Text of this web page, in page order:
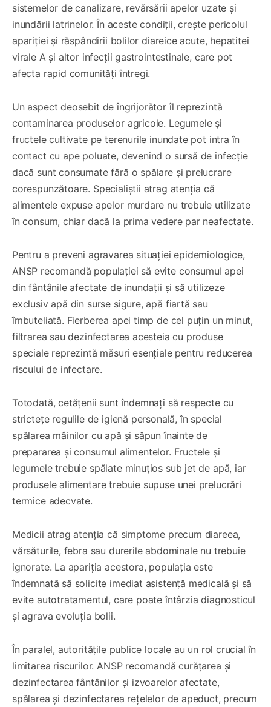
sistemelor de canalizare, revărsării apelor uzate și
inundării latrinelor. În aceste condiții, crește pericolul
apariției și răspândirii bolilor diareice acute, hepatitei
virale A și altor infecții gastrointestinale, care pot
afecta rapid comunități întregi.
Un aspect deosebit de îngrijorător îl reprezintă
contaminarea produselor agricole. Legumele și
fructele cultivate pe terenurile inundate pot intra în
contact cu ape poluate, devenind o sursă de infecție
dacă sunt consumate fără o spălare și prelucrare
corespunzătoare. Specialiștii atrag atenția că
alimentele expuse apelor murdare nu trebuie utilizate
în consum, chiar dacă la prima vedere par neafectate.
Pentru a preveni agravarea situației epidemiologice,
ANSP recomandă populației să evite consumul apei
din fântânile afectate de inundații și să utilizeze
exclusiv apă din surse sigure, apă fiartă sau
îmbuteliată. Fierberea apei timp de cel puțin un minut,
filtrarea sau dezinfectarea acesteia cu produse
speciale reprezintă măsuri esențiale pentru reducerea
riscului de infectare.
Totodată, cetățenii sunt îndemnați să respecte cu
strictețe regulile de igienă personală, în special
spălarea mâinilor cu apă și săpun înainte de
prepararea și consumul alimentelor. Fructele și
legumele trebuie spălate minuțios sub jet de apă, iar
produsele alimentare trebuie supuse unei prelucrări
termice adecvate.
Medicii atrag atenția că simptome precum diareea,
vărsăturile, febra sau durerile abdominale nu trebuie
ignorate. La apariția acestora, populația este
îndemnată să solicite imediat asistență medicală și să
evite autotratamentul, care poate întârzia diagnosticul
și agrava evoluția bolii.
În paralel, autoritățile publice locale au un rol crucial în
limitarea riscurilor. ANSP recomandă curățarea și
dezinfectarea fântânilor și izvoarelor afectate,
spălarea și dezinfectarea rețelelor de apeduct, precum